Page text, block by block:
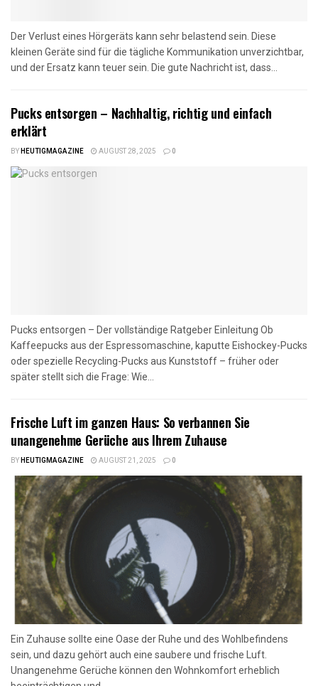
Der Verlust eines Hörgeräts kann sehr belastend sein. Diese
kleinen Geräte sind für die tägliche Kommunikation unverzichtbar,
und der Ersatz kann teuer sein. Die gute Nachricht ist, dass...
Pucks entsorgen – Nachhaltig, richtig und einfach
erklärt
BYHEUTIGMAGAZINE AUGUST 28, 2025 0
Pucks entsorgen – Der vollständige Ratgeber Einleitung Ob
Kaffeepucks aus der Espressomaschine, kaputte Eishockey-Pucks
oder spezielle Recycling-Pucks aus Kunststoff – früher oder
später stellt sich die Frage: Wie...
Frische Luft im ganzen Haus: So verbannen Sie
unangenehme Gerüche aus Ihrem Zuhause
BYHEUTIGMAGAZINE AUGUST 21, 2025 0
Ein Zuhause sollte eine Oase der Ruhe und des Wohlbefindens
sein, und dazu gehört auch eine saubere und frische Luft.
Unangenehme Gerüche können den Wohnkomfort erheblich